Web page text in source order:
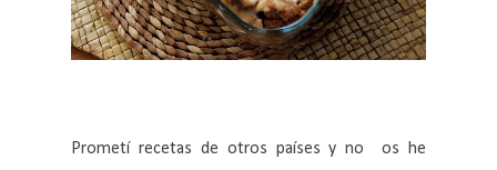
Prometí recetas de otros países y no os he